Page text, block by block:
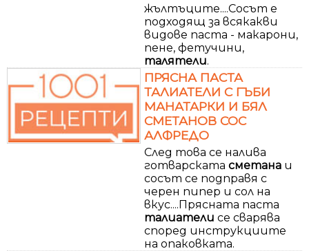
жълтъците....Сосът е
подходящ за всякакви
видове паста - макарони,
пене, фетучини,
талятели.
ПРЯСНА ПАСТА
ТАЛИАТЕЛИ С ГЪБИ
МАНАТАРКИ И БЯЛ
СМЕТАНОВ СОС
АЛФРЕДО
След това се налива
готварската сметана и
сосът се подправя с
черен пипер и сол на
вкус....Прясната паста
талиатели се сварява
според инструкциите
на опаковката.